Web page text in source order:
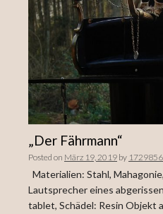
„Der Fährmann“
Posted on März 19, 2019 by
Materialien: Stahl,
Lautsprecher eines
tablet, Schädel: Resin Objekt